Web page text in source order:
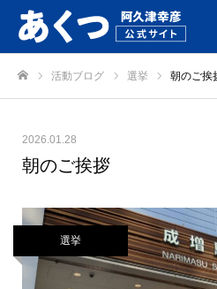
活動ブログ 選挙 朝のご挨
2026.01.28
朝のご挨拶
選挙